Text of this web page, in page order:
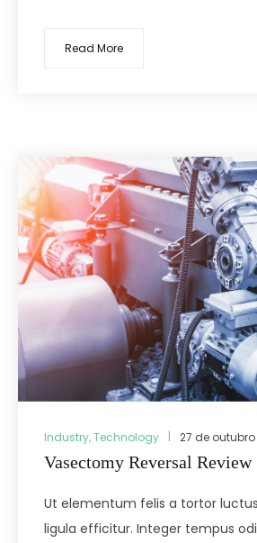
Read More
Industry,Technology 27 de
Vasectomy Reversal Review
Ut elementum felis a tortor
ligula efficitur. Integer tempus